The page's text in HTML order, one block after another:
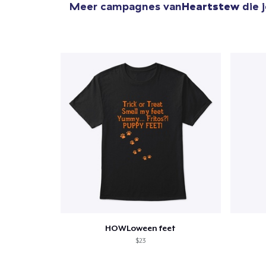
Meer campagnes vanHeartstew die
HOWLoween feet
$23